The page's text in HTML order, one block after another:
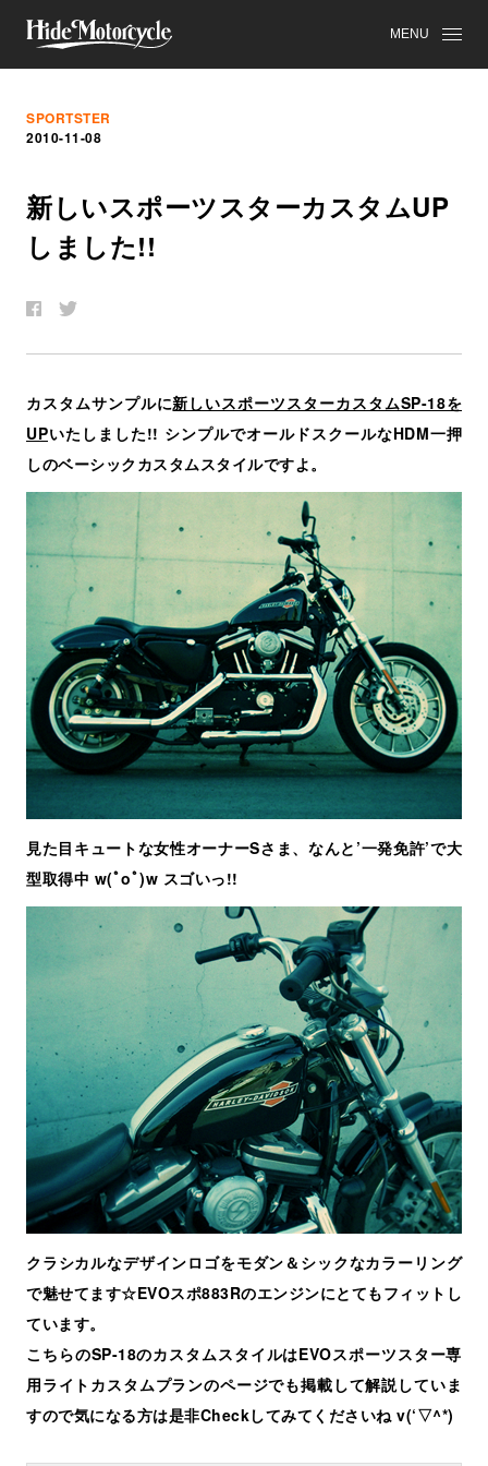
MENU
SPORTSTER
2010-11-08
新しいスポーツスタ ーカスタムUP
し ま した!!
カスタムサンプルに新しいスポーツスターカスタムSP-18を
UPいたしました!! シンプルでオールドスクールなHDM一押
しのベーシックカスタムスタイルですよ。
見た目キュートな女性オーナーSさま、なんと’一発免許’で大
型取得中 w(ﾟoﾟ)w スゴいっ!!
クラシカルなデザインロゴをモダン＆シックなカラーリング
で魅せてます☆EVOスポ883Rのエンジンにとてもフィットし
ています。
こちらのSP-18のカスタムスタイルはEVOスポーツスター専
用ライトカスタムプランのページでも掲載して解説していま
すので気になる方は是非Checkしてみてくださいね v(‘▽^*)